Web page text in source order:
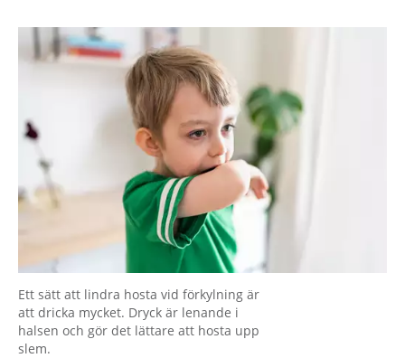
Ett sätt att lindra hosta vid förkylning är
att dricka mycket. Dryck är lenande i
halsen och gör det lättare att hosta upp
slem.